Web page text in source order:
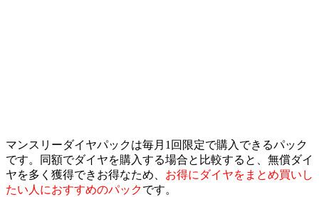
マンスリーダイヤパックは毎月1回限定で購入できるパック
です。同額でダイヤを購入する場合と比較すると、無償ダイ
ヤを多く獲得できお得なため、 お得にダイヤをまとめ買いし
たい人におすすめのパックです。